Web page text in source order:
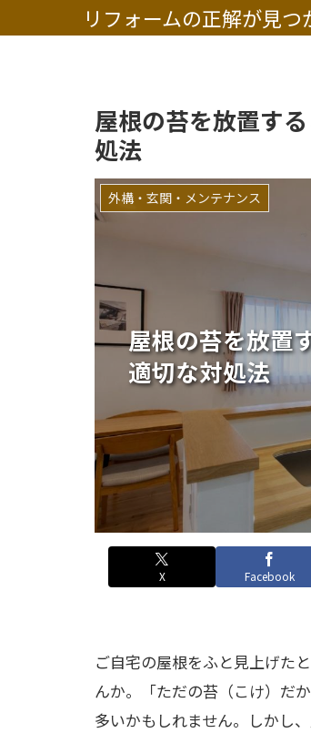
リフォームの正解が見つ
屋根の苔を放置す
処法
屋根の苔を放置
適切な対処法
外構・玄関・メンテナンス
X Facebook
ご自宅の屋根をふと見上げた
んか。「ただの苔（こけ）だ
多いかもしれません。しかし